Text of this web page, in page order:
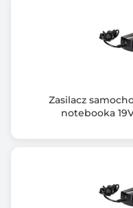
Waga (g)
rejestracji produktu
Zabezpieczenia
Zasilacz
notebooka